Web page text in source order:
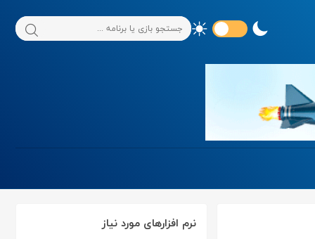
نرم افزارهای مورد نیاز